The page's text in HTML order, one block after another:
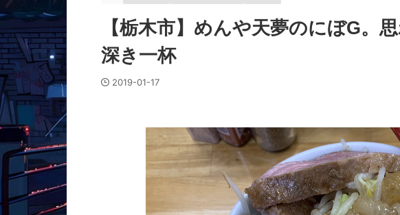
【栃木市】めんや天夢のにぼG。
深き一杯
2019-01-17